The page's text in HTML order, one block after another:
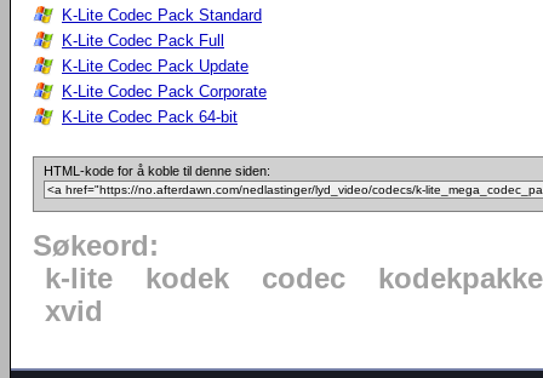
K-Lite Codec Pack Standard
K-Lite Codec Pack Full
K-Lite Codec Pack Update
K-Lite Codec Pack Corporate
K-Lite Codec Pack 64-bit
HTML-kode for å koble til denne siden:
Søkeord:
k-lite
kodek codec
kodekpakke
xvid